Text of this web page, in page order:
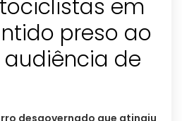
em
preso ao
de
desgovernado que atingiu